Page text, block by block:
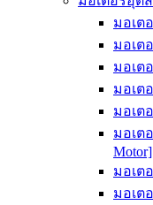
มอเต
มอเต
มอเต
มอเต
มอเต
มอเต
Motor]
มอเต
มอเต